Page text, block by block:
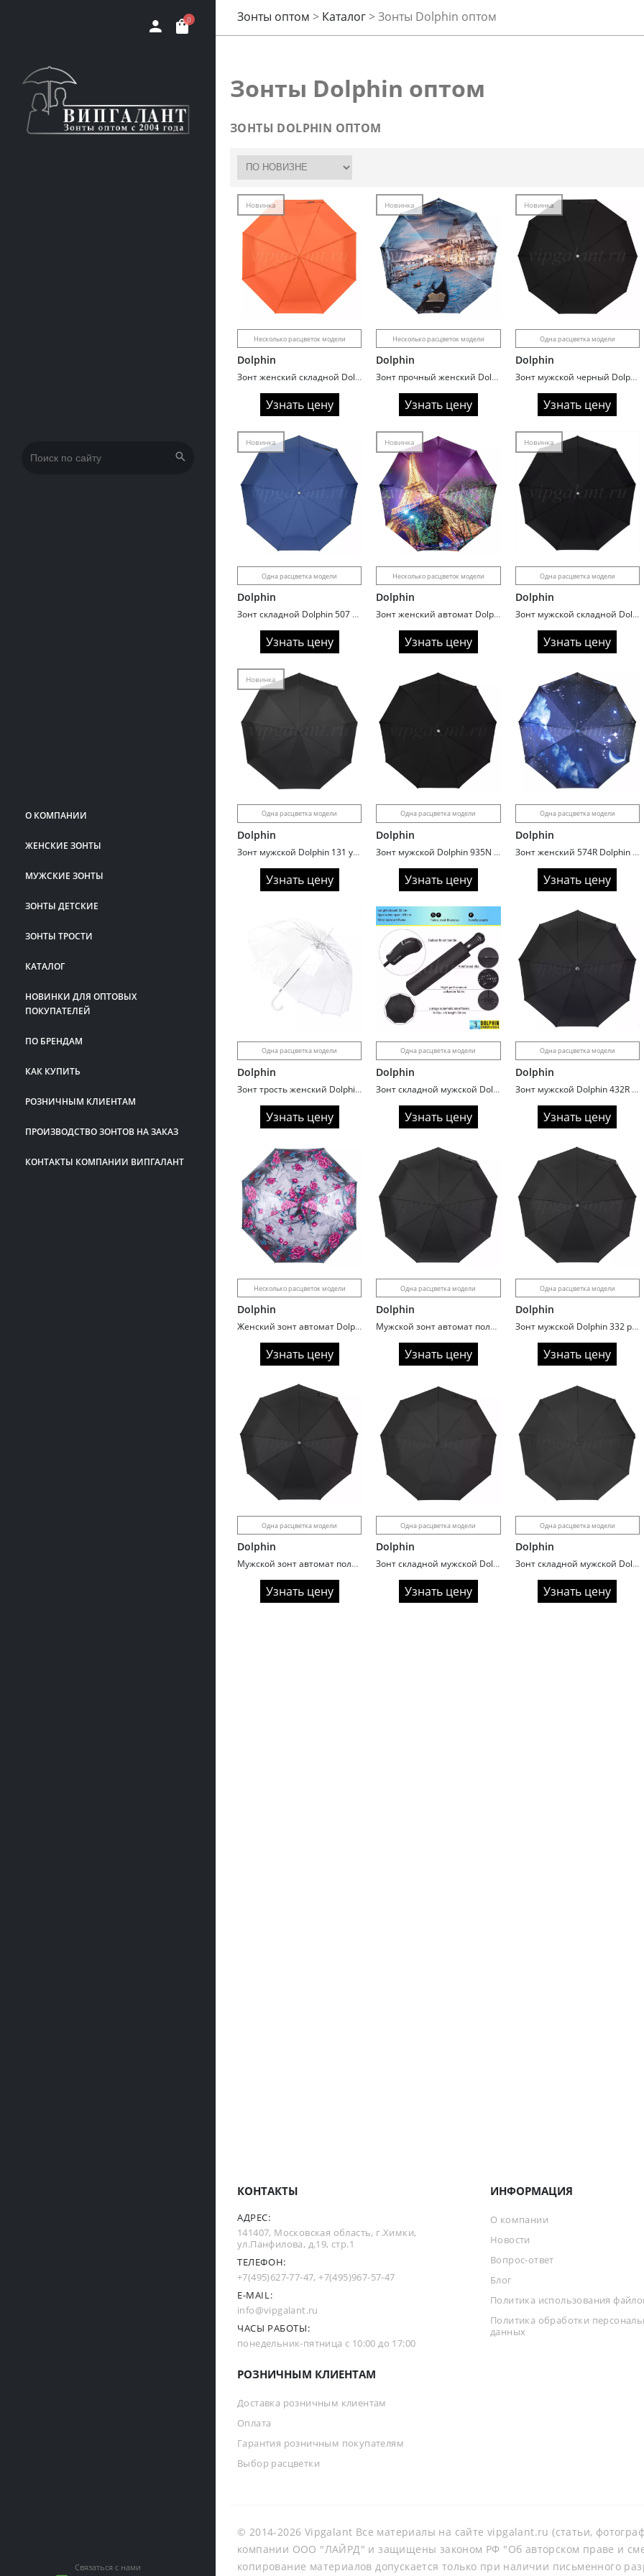
0
Искать:
О КОМПАНИИ
ЖЕНСКИЕ ЗОНТЫ
МУЖСКИЕ ЗОНТЫ
ЗОНТЫ ДЕТСКИЕ
ЗОНТЫ ТРОСТИ
КАТАЛОГ
НОВИНКИ ДЛЯ ОПТОВЫХ
ПОКУПАТЕЛЕЙ
ПО БРЕНДАМ
КАК КУПИТЬ
РОЗНИЧНЫМ КЛИЕНТАМ
ПРОИЗВОДСТВО ЗОНТОВ НА ЗАКАЗ
КОНТАКТЫ КОМПАНИИ ВИПГАЛАНТ
Связаться с нами
Зонты оптом > Каталог>Зонты Dolphin оптом
Зонты Dolphin оптом
ЗОНТЫ DOLPHIN ОПТОМ
Новинка
Несколько расцветок модели
Dolphin
Зонт женский складной Dolphin 711 Однотонный
Узнать цену
Новинка
Несколько расцветок модели
Dolphin
Зонт прочный женский Dolphin 115 Городские пейзажи
Узнать цену
Новинка
Одна расцветка модели
Dolphin
Зонт мужской черный Dolphin 903 с прямой ручкой
Узнать цену
Новинка
Одна расцветка модели
Dolphin
Зонт складной Dolphin 507 с прямой ручкой
Узнать цену
Новинка
Несколько расцветок модели
Dolphin
Зонт женский автомат Dolphin 116 Города
Узнать цену
Новинка
Одна расцветка модели
Dolphin
Зонт мужской складной Dolphin 347 ручка крюк
Узнать цену
Новинка
Одна расцветка модели
Dolphin
Зонт мужской Dolphin 131 увеличенный купол ручка гольф
Узнать цену
Одна расцветка модели
Dolphin
Зонт мужской Dolphin 935N premium
Узнать цену
Одна расцветка модели
Dolphin
Зонт женский 574R Dolphin 3 сл c/а 9 спиц сатин планеты
Узнать цену
Одна расцветка модели
Dolphin
Зонт трость женский Dolphin 530R поливинил
Узнать цену
Одна расцветка модели
Dolphin
Зонт складной мужской Dolphin 503R ручка гольф premium
Узнать цену
Одна расцветка модели
Dolphin
Зонт мужской Dolphin 432R ручка прямая дерево
Узнать цену
Несколько расцветок модели
Dolphin
Женский зонт автомат Dolphin 373 сатин
Узнать цену
Одна расцветка модели
Dolphin
Мужской зонт автомат полный Dolphin 352 ручка крюк карбон
Узнать цену
Одна расцветка модели
Dolphin
Зонт мужской Dolphin 332 ручка прямая карбон
Узнать цену
Одна расцветка модели
Dolphin
Мужской зонт автомат полный Dolphin 333 ручка гольф
Узнать цену
Одна расцветка модели
Dolphin
Зонт складной мужской Dolphin 264 ручка полукрюк
Узнать цену
Одна расцветка модели
Dolphin
Зонт складной мужской Dolphin 208 ручка крюк
Узнать цену
КОНТАКТЫ
АДРЕС:
141407, Московская область, г.Химки,
ул.Панфилова, д.19, стр.1
ТЕЛЕФОН:
+7(495)627-77-47,+7(495)967-57-47
E-MAIL:
info@vipgalant.ru
ЧАСЫ РАБОТЫ:
понедельник-пятница с 10:00 до 17:00
ИНФОРМАЦИЯ
О компании
Новости
Вопрос-ответ
Блог
Политика использования
Политика обработки
данных
РОЗНИЧНЫМ КЛИЕНТАМ
Доставка розничным клиентам
Оплата
Гарантия розничным покупателям
Выбор расцветки
© 2014-2026 Vipgalant Все материалы на сайте vipgalant.ru (статьи,
компании ООО "ЛАЙРД" и защищены законом РФ "Об авторском праве и
копирование материалов допускается только при наличии письменного